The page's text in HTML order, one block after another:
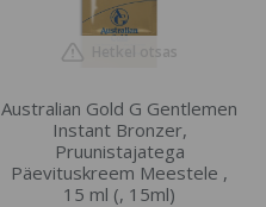
Hetkel otsas
Australian Gold G Gentlemen
Instant Bronzer,
Pruunistajatega
Päevituskreem Meestele ,
15 ml (, 15ml)